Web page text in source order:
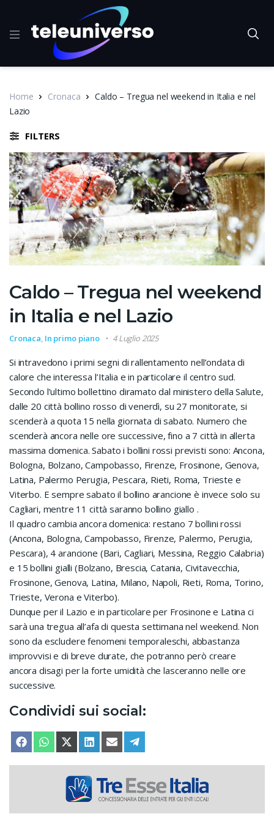
Home Cronaca
Caldo – Tregua nel weekend in Italia e nel
Lazio
FILTERS
Caldo – Tregua nel weekend
in Italia e nel Lazio
Cronaca, In primo piano 4 Luglio 2025
Si intravedono i primi segni di rallentamento nell’ondata di
calore che interessa l’Italia e in particolare il centro sud.
Secondo l’ultimo bollettino diramato dal ministero della Salute,
dalle 20 città bollino rosso di venerdì, su 27 monitorate, si
scenderà a quota 15 nella giornata di sabato. Numero che
scenderà ancora nelle ore successive, fino a 7 città in allerta
massima domenica. Sabato i bollini rossi previsti sono: Ancona,
Bologna, Bolzano, Campobasso, Firenze, Frosinone, Genova,
Latina, Palermo Perugia, Pescara, Rieti, Roma, Trieste e
Viterbo. E sempre sabato il bollino arancione è invece solo su
Cagliari, mentre 11 città saranno bollino giallo .
Il quadro cambia ancora domenica: restano 7 bollini rossi
(Ancona, Bologna, Campobasso, Firenze, Palermo, Perugia,
Pescara), 4 arancione (Bari, Cagliari, Messina, Reggio Calabria)
e 15 bollini gialli (Bolzano, Brescia, Catania, Civitavecchia,
Frosinone, Genova, Latina, Milano, Napoli, Rieti, Roma, Torino,
Trieste, Verona e Viterbo).
Dunque per il Lazio e in particolare per Frosinone e Latina ci
sarà una tregua all’afa di questa settimana nel weekend. Non
sono da escludere fenomeni temporaleschi, abbastanza
improvvisi e di breve durate, che potranno però creare
ancora disagi per la forte umidità che lasceranno nelle ore
successive.
Condividi sui social:
SHARE ON
FACEBOOKSHARE ON
WHATSAPPSHARE ON
X (TWITTER)
SHARE ON
LINKEDINSHARE ON
EMAIL